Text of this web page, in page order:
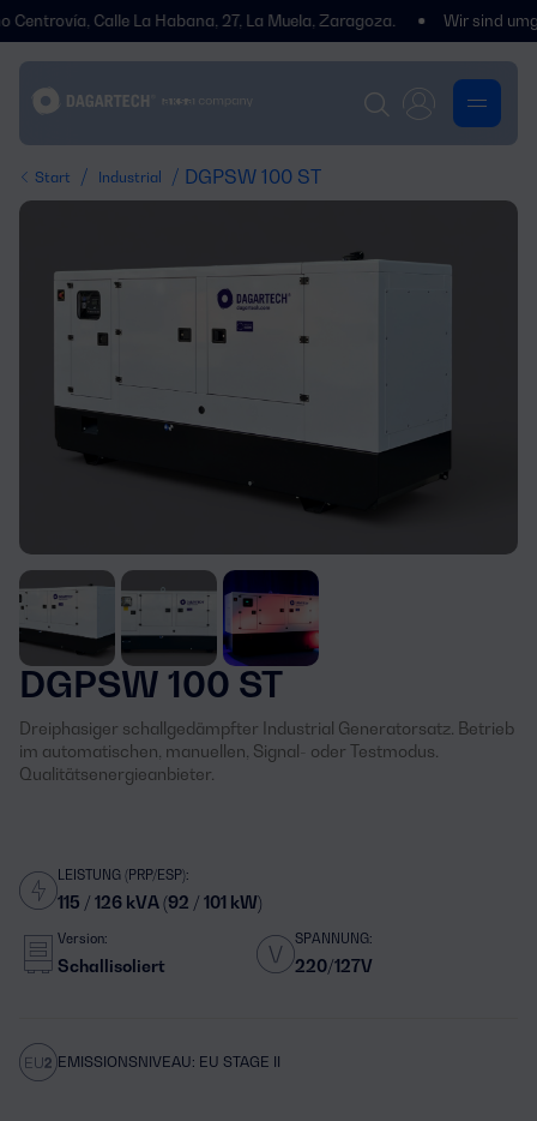
Calle La Habana, 27, La Muela, Zaragoza. Wir sind
Start / Industrial / DGPSW 100 ST
DGPSW 100 ST
Dreiphasiger schallgedämpfter Industrial Generatorsatz. Betrieb
im automatischen, manuellen, Signal- oder Testmodus.
Qualitätsenergieanbieter.
LEISTUNG (PRP/ESP):
115 / 126 kVA (92 / 101 kW)
Version:
Schallisoliert
SPANNUNG:
220/127V
EMISSIONSNIVEAU: EU STAGE II